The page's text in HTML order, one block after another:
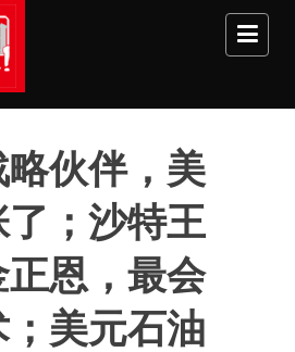
to main content
略伙伴，美
了；沙特王
恩，最会
美元石油